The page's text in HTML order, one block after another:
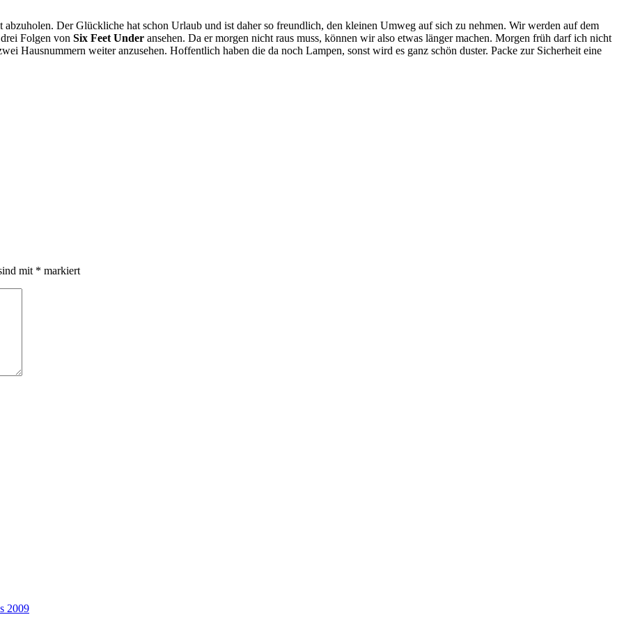
Der Glückliche hat schon Urlaub und ist daher so freundlich, den kleinen Umweg auf sich zu nehmen. Wir werden auf dem
Folgen von Six Feet Under ansehen. Da er morgen nicht raus muss, können wir also etwas länger machen. Morgen früh darf ich nicht
Hausnummern weiter anzusehen. Hoffentlich haben die da noch Lampen, sonst wird es ganz schön duster. Packe zur Sicherheit eine
mit * markiert
2009